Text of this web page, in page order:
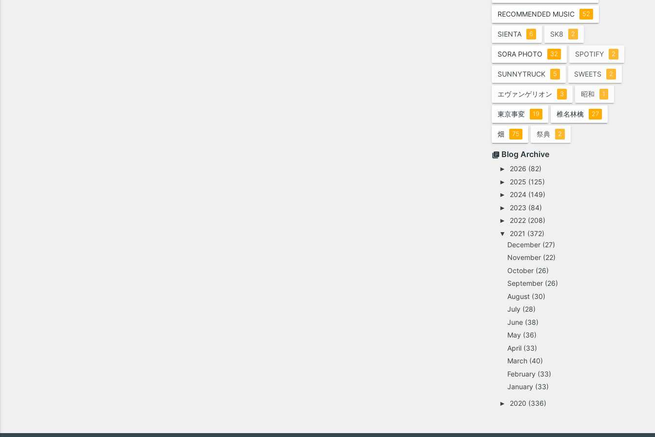
RECOMMENDED MUSIC 52
SIENTA 6 SK8 2
SORA PHOTO 32 SPOTIFY 2
SUNNYTRUCK 5 SWEETS 2
エヴァンゲリオン 3 昭和 1
東京事変 19 椎名林檎 27
畑 75 祭典 2
Blog Archive
► 2026 (82)
► 2025 (125)
► 2024 (149)
► 2023 (84)
► 2022 (208)
▼ 2021 (372)
December (27)
November (22)
October (26)
September (26)
August (30)
July (28)
June (38)
May (36)
April (33)
March (40)
February (33)
January (33)
► 2020 (336)